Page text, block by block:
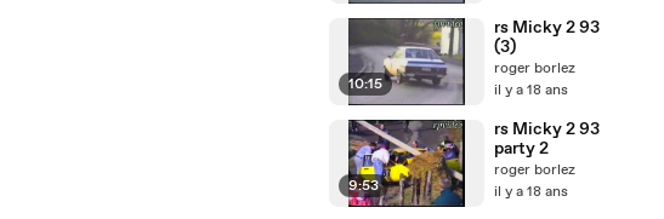
10:15
rs Micky 2 93
(3)
roger borlez
il y a 18 ans
9:53
rs Micky 2 93
party 2
roger borlez
il y a 18 ans